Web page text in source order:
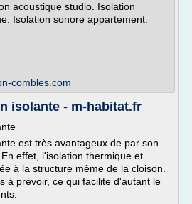
acoustique studio. Isolation
Isolation sonore appartement.
combles.com
isolante - m-habitat.fr
est très avantageux de par son
effet, l'isolation thermique et
à la structure même de la cloison.
à prévoir, ce qui facilite d'autant le